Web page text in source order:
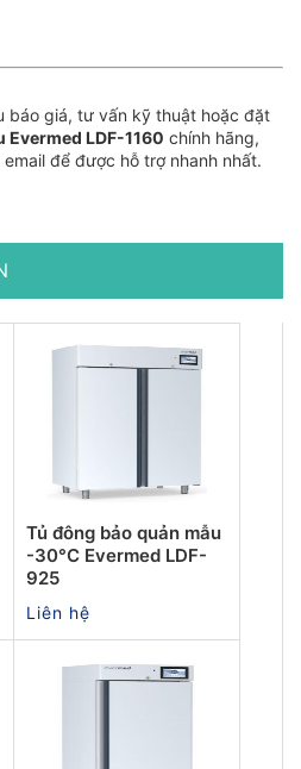
báo giá, tư vấn kỹ thuật hoặc đặt
Evermed LDF-1160 chính hãng,
để được hỗ trợ nhanh nhất.
Tủ đông bảo quản mẫu
-30°C Evermed LDF-
925
Liên hệ